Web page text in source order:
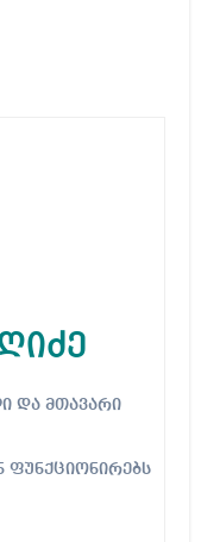
ფუნქციონირებს